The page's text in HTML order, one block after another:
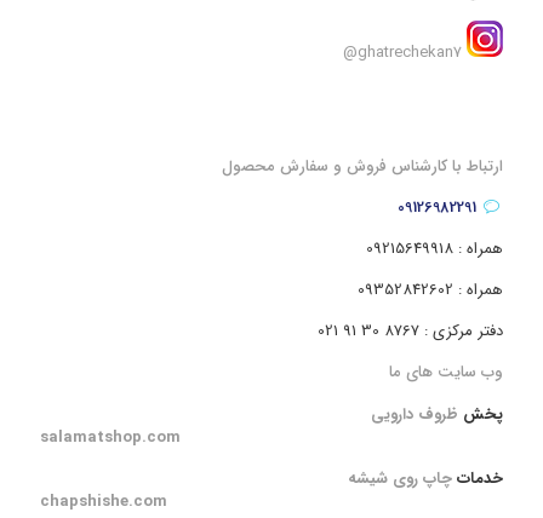
ghatrechekan7@
ارتباط با کارشناس فروش و سفارش محصول
09126982291
همراه : 09215649918
همراه : 09352842602
دفتر مرکزی : 8767 30 91 021
وب سایت های ما
پخش ظروف دارویی
salamatshop.com
خدماتچاپ روی شیشه
chapshishe.com